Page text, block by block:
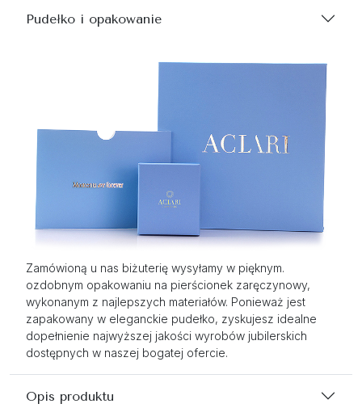
Pudełko i opakowanie
Zamówioną u nas biżuterię wysyłamy w pięknym.
ozdobnym opakowaniu na pierścionek zaręczynowy,
wykonanym z najlepszych materiałów. Ponieważ jest
zapakowany w eleganckie pudełko, zyskujesz idealne
dopełnienie najwyższej jakości wyrobów jubilerskich
dostępnych w naszej bogatej ofercie.
Opis produktu